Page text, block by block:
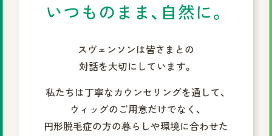
いつものまま、自然に。
スヴェンソンは皆さまとの
対話を大切にしています。
私たちは丁寧なカウンセリングを通して、
ウィッグのご用意だけでなく、
円形脱毛症の方の暮らしや環境に合わせた